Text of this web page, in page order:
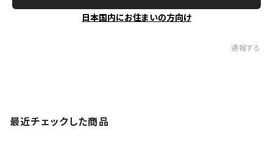
日本国内にお住まいの方向け
通報する
最近チェックした商品